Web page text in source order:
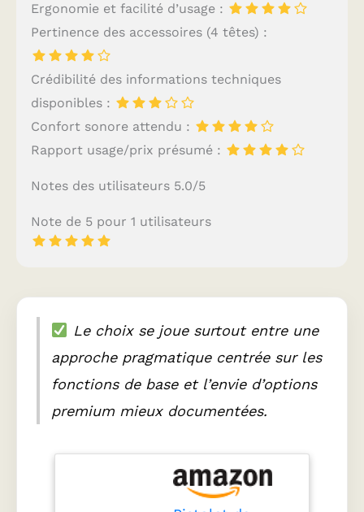
Ergonomie et facilité d’usage :
Pertinence des accessoires (4 têtes) :
Crédibilité des informations techniques
disponibles :
Confort sonore attendu :
Rapport usage/prix présumé :
Notes des utilisateurs 5.0/5
Note de 5 pour 1 utilisateurs
Le choix se joue surtout entre une
approche pragmatique centrée sur les
fonctions de base et l’envie d’options
premium mieux documentées.